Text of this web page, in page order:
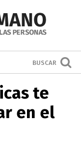
BUSCAR
te
en el